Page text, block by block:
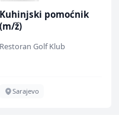
Kuhinjski pomoćnik
(m/ž)
Restoran Golf Klub
Sarajevo